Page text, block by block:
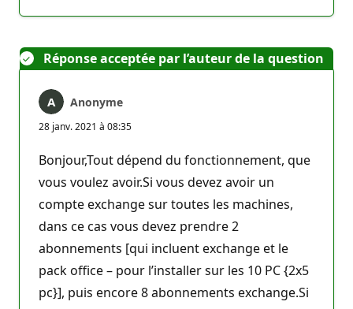
Réponse acceptée par l’auteur de la question
Anonyme
28 janv. 2021 à 08:35
Bonjour,Tout dépend du fonctionnement, que
vous voulez avoir.Si vous devez avoir un
compte exchange sur toutes les machines,
dans ce cas vous devez prendre 2
abonnements [qui incluent exchange et le
pack office – pour l’installer sur les 10 PC {2x5
pc}], puis encore 8 abonnements exchange.Si